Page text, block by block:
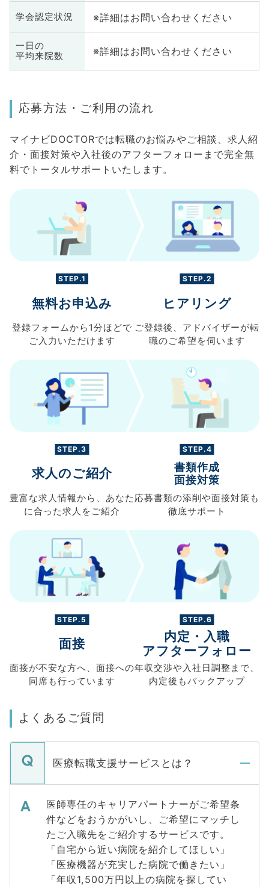
学会認定状況 ※詳細はお問い合わせください
一日の
平均来院数
※詳細はお問い合わせください
応募方法・ご利用の流れ
マイナビDOCTORでは転職のお悩みやご相談、求人紹
介・面接対策や入社後のアフターフォローまで完全無
料でトータルサポートいたします。
STEP.1
無料お申込み
登録フォームから 1分ほどで
ご入力 いただけます
STEP.2
ヒアリング
ご登録後、 アドバイザーが転
職のご希望を伺います
STEP.3
求人のご紹介
豊富な求人情報から、 あなた
に合った求人を ご紹介
STEP.4
書類作成
面接対策
応募書類の添削や面接対策も
徹底サポート
STEP.5
面接
面接が不安な方へ、 面接への
同席も行っています
STEP.6
内定・入職
アフターフォロー
年収交渉や入社日調整まで、
内定後もバックアップ
よくあるご質問
医療転職支援サービスとは？
医師専任のキャリアパートナーがご希望条
件などをおうかがいし、ご希望にマッチし
たご入職先をご紹介するサービスです。
「自宅から近い病院を紹介してほしい」
「医療機器が充実した病院で働きたい」
「年収1,500万円以上の病院を探してい